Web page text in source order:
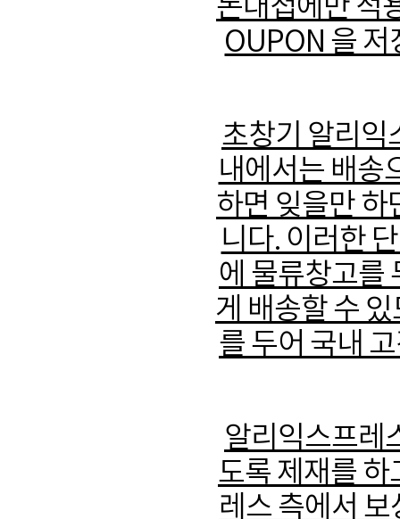
돈대첩에만 적
OUPON 을 저
초창기 알리익
내에서는 배송
하면 잊을만 하
니다. 이러한
에 물류창고를
게 배송할 수
를 두어 국내
알리익스프레
도록 제재를
레스 측에서